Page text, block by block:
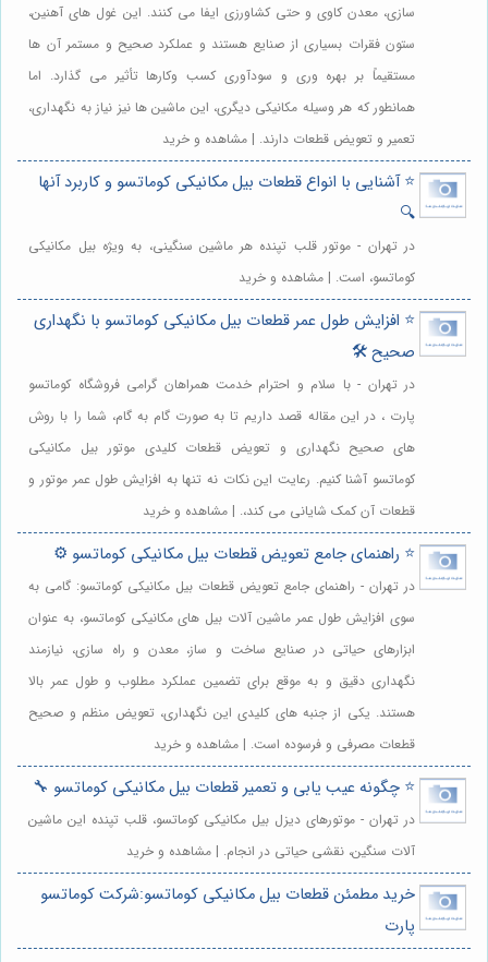
سازی، معدن کاوی و حتی کشاورزی ایفا می کنند. این غول های آهنین،
ستون فقرات بسیاری از صنایع هستند و عملکرد صحیح و مستمر آن ها
مستقیماً بر بهره وری و سودآوری کسب وکارها تأثیر می گذارد. اما
همانطور که هر وسیله مکانیکی دیگری، این ماشین ها نیز نیاز به نگهداری،
تعمیر و تعویض قطعات دارند. | مشاهده و خرید
⭐️ آشنایی با انواع قطعات بیل مکانیکی کوماتسو و کاربرد آنها
🔍
در تهران - موتور قلب تپنده هر ماشین سنگینی، به ویژه بیل مکانیکی
کوماتسو، است. | مشاهده و خرید
⭐️ افزایش طول عمر قطعات بیل مکانیکی کوماتسو با نگهداری
صحیح 🛠️
در تهران - با سلام و احترام خدمت همراهان گرامی فروشگاه کوماتسو
پارت ، در این مقاله قصد داریم تا به صورت گام به گام، شما را با روش
های صحیح نگهداری و تعویض قطعات کلیدی موتور بیل مکانیکی
کوماتسو آشنا کنیم. رعایت این نکات نه تنها به افزایش طول عمر موتور و
قطعات آن کمک شایانی می کند،. | مشاهده و خرید
⭐️ راهنمای جامع تعویض قطعات بیل مکانیکی کوماتسو ⚙️
در تهران - راهنمای جامع تعویض قطعات بیل مکانیکی کوماتسو: گامی به
سوی افزایش طول عمر ماشین آلات بیل های مکانیکی کوماتسو، به عنوان
ابزارهای حیاتی در صنایع ساخت و ساز، معدن و راه سازی، نیازمند
نگهداری دقیق و به موقع برای تضمین عملکرد مطلوب و طول عمر بالا
هستند. یکی از جنبه های کلیدی این نگهداری، تعویض منظم و صحیح
قطعات مصرفی و فرسوده است. | مشاهده و خرید
⭐️ چگونه عیب یابی و تعمیر قطعات بیل مکانیکی کوماتسو 🔧
در تهران - موتورهای دیزل بیل مکانیکی کوماتسو، قلب تپنده این ماشین
آلات سنگین، نقشی حیاتی در انجام. | مشاهده و خرید
خرید مطمئن قطعات بیل مکانیکی کوماتسو:شرکت کوماتسو
پارت